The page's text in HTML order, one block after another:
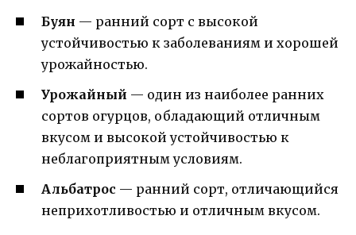
Буян — ранний сорт с высокой
устойчивостью к заболеваниям и хорошей
урожайностью.
Урожайный — один из наиболее ранних
сортов огурцов, обладающий отличным
вкусом и высокой устойчивостью к
неблагоприятным условиям.
Альбатрос — ранний сорт, отличающийся
неприхотливостью и отличным вкусом.